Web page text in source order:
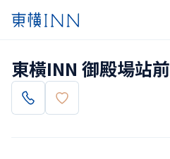
東橫INN 御殿場站前